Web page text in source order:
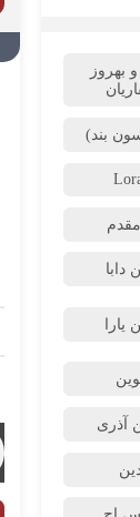
و بهروز
مقدم
دابا
یارا
آذری